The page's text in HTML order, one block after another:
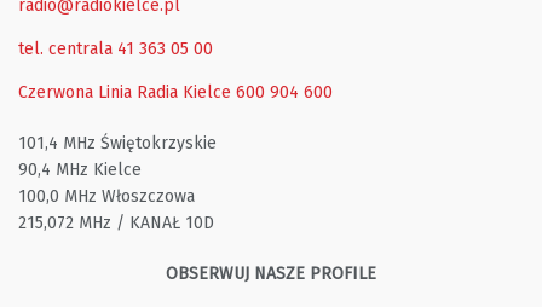
radio@radiokielce.pl
tel. centrala 41 363 05 00
Czerwona Linia Radia Kielce 600 904 600
101,4 MHz Świętokrzyskie
90,4 MHz Kielce
100,0 MHz Włoszczowa
215,072 MHz / KANAŁ 10D
OBSERWUJ NASZE PROFILE